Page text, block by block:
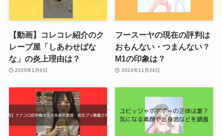
【動画】コレコレ紹介のク
レープ屋「しあわせばな
な」の炎上理由は？
2025年1月6日
フースーヤの現在の評判は
おもんない・つまんない？
M1の印象は？
2024年11月24日